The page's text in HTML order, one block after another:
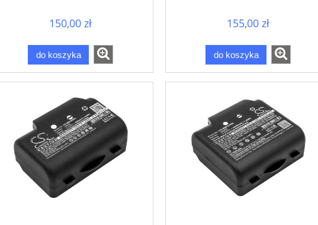
150,00 zł
do koszyka
155,00 zł
do koszyka